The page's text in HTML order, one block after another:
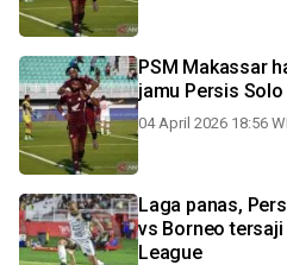
PSM Makassar
jamu Persis Solo
04 April 2026 18:56
Laga panas,
vs Borneo tersaji
League